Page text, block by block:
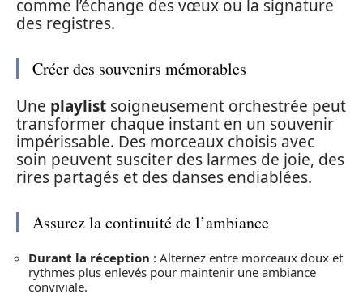
comme l’échange des vœux ou la signature
des registres.
Créer des souvenirs mémorables
Une playlist soigneusement orchestrée peut
transformer chaque instant en un souvenir
impérissable. Des morceaux choisis avec
soin peuvent susciter des larmes de joie, des
rires partagés et des danses endiablées.
Assurez la continuité de l’ambiance
Durant la réception : Alternez entre morceaux doux et
rythmes plus enlevés pour maintenir une ambiance
conviviale.